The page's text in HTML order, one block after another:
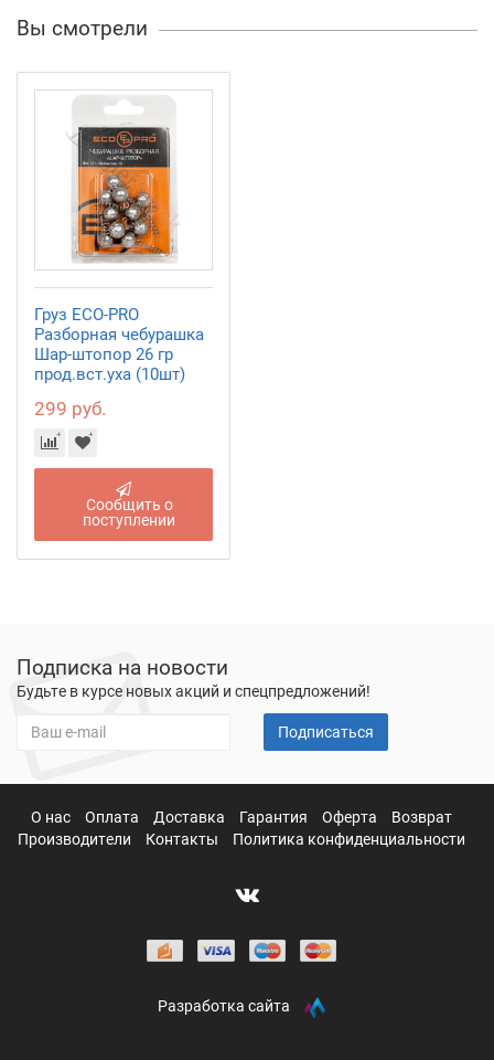
Вы смотрели
Груз ECO-PRO
Разборная чебурашка
Шар-штопор 26 гр
прод.вст.уха (10шт)
299 руб.
Сообщить о
поступлении
Подписка на новости
Будьте в курсе новых акций и спецпредложений!
Подписаться
О нас Оплата Доставка Гарантия Оферта
Возврат
Производители
Контакты Политика конфиденциальности
Разработка сайта